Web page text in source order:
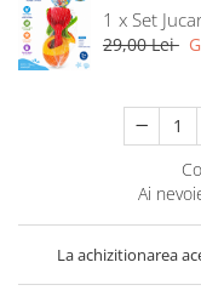
1 x Set
29,00 Lei
Ai
La achizitionarea